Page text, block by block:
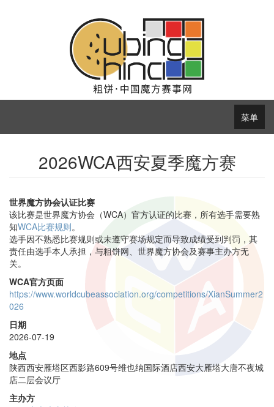
菜单
2026WCA西安夏季魔方赛
世界魔方协会认证比赛
该比赛是世界魔方协会（WCA）官方认证的比赛，所有选手需要熟
知WCA比赛规则。
选手因不熟悉比赛规则或未遵守赛场规定而导致成绩受到判罚，其
责任由选手本人承担，与粗饼网、世界魔方协会及赛事主办方无
关。
WCA官方页面
https://www.worldcubeassociation.org/competitions/XianSummer2
026
日期
2026-07-19
地点
陕西西安雁塔区西影路609号维也纳国际酒店西安大雁塔大唐不夜城
店二层会议厅
主办方